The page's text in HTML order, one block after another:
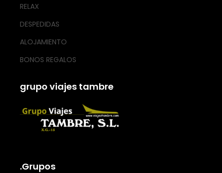
RELAX
DESPEDIDAS
ALOJAMIENTO
BONOS REGALOS
grupo viajes tambre
.Grupos